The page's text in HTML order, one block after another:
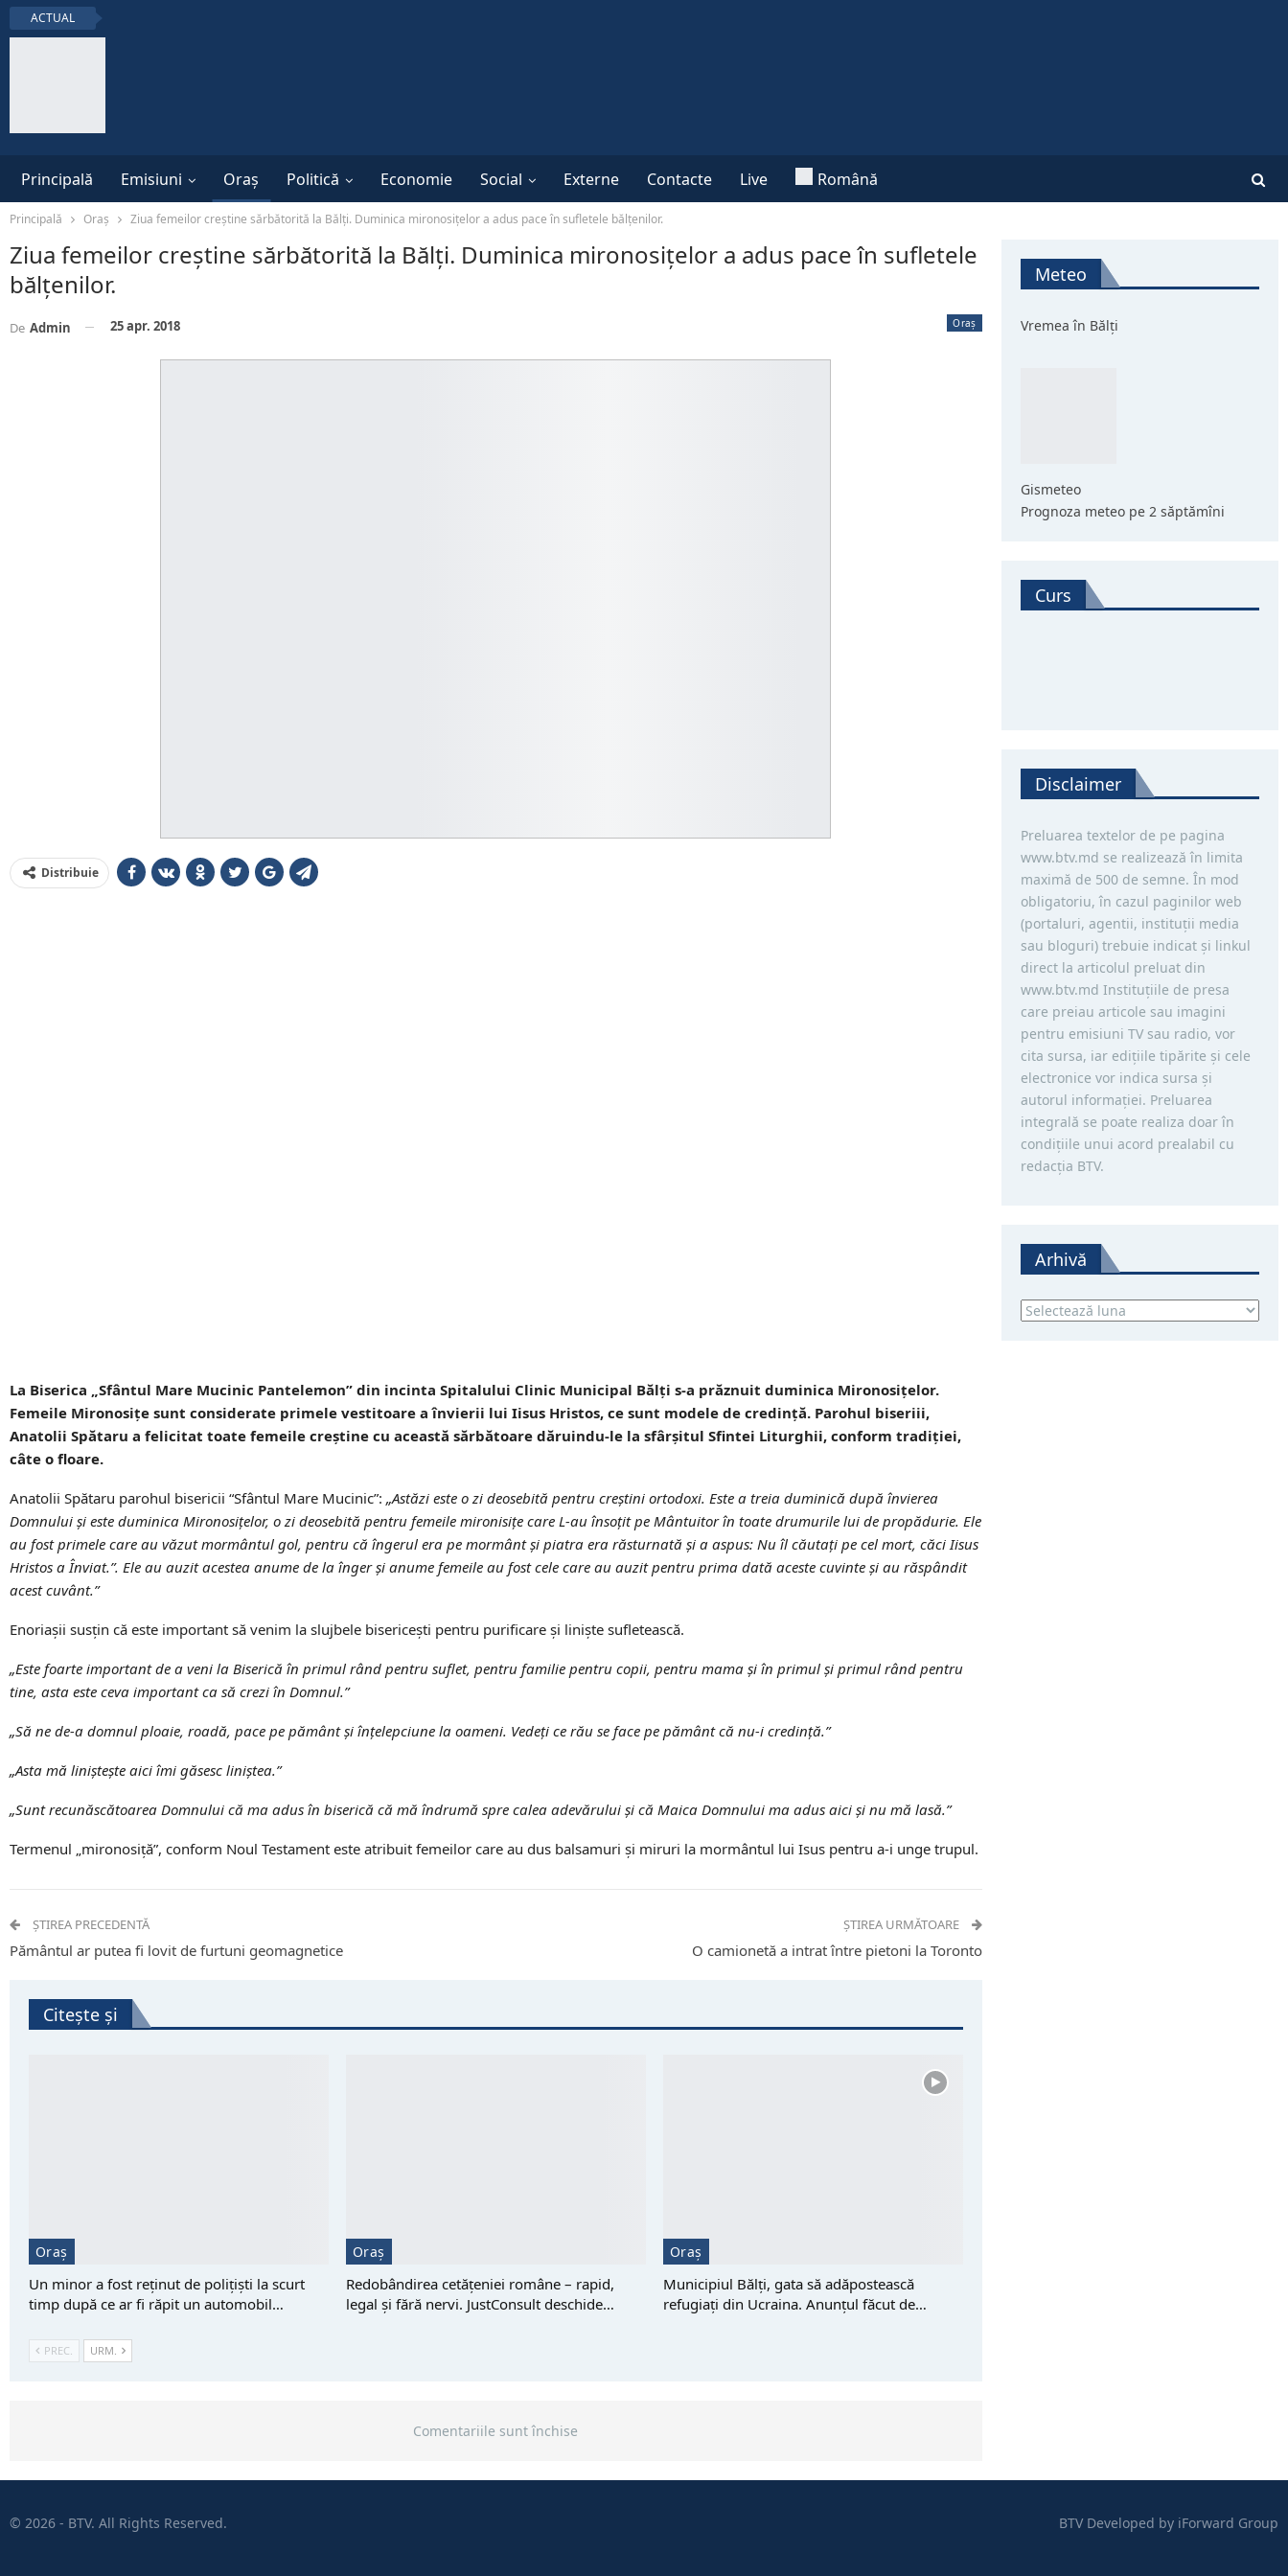
ACTUAL
Principală Emisiuni Oraș Politică Economie Social Externe Contacte Live Română
Principală Oraș Ziua femeilor creştine sărbătorită la Bălţi. Duminica mironosiţelor a adus pace în sufletele bălţenilor.
Ziua femeilor creştine sărbătorită la Bălţi. Duminica mironosiţelor a adus pace în sufletele
bălţenilor.
Oraș
De Admin 25 apr. 2018
Distribuie
La Biserica „Sfântul Mare Mucinic Pantelemon” din incinta Spitalului Clinic Municipal Bălţi s-a prăznuit duminica Mironosiţelor.
Femeile Mironosiţe sunt considerate primele vestitoare a învierii lui Iisus Hristos, ce sunt modele de credinţă. Parohul biseriii,
Anatolii Spătaru a felicitat toate femeile creştine cu această sărbătoare dăruindu-le la sfârşitul Sfintei Liturghii, conform tradiţiei,
câte o floare.
Anatolii Spătaru parohul bisericii “Sfântul Mare Mucinic”: „Astăzi este o zi deosebită pentru creştini ortodoxi. Este a treia duminică după învierea
Domnului şi este duminica Mironosiţelor, o zi deosebită pentru femeile mironisiţe care L-au însoţit pe Mântuitor în toate drumurile lui de propădurie. Ele
au fost primele care au văzut mormântul gol, pentru că îngerul era pe mormânt şi piatra era răsturnată şi a aspus: Nu îl căutaţi pe cel mort, căci Iisus
Hristos a Înviat.”. Ele au auzit acestea anume de la înger şi anume femeile au fost cele care au auzit pentru prima dată aceste cuvinte şi au răspândit
acest cuvânt.”
Enoriaşii susţin că este important să venim la slujbele bisericeşti pentru purificare şi linişte sufletească.
„Este foarte important de a veni la Biserică în primul rând pentru suflet, pentru familie pentru copii, pentru mama şi în primul şi primul rând pentru
tine, asta este ceva important ca să crezi în Domnul.”
„Să ne de-a domnul ploaie, roadă, pace pe pământ şi înţelepciune la oameni. Vedeţi ce rău se face pe pământ că nu-i credinţă.”
„Asta mă linişteşte aici îmi găsesc liniştea.”
„Sunt recunăscătoarea Domnului că ma adus în biserică că mă îndrumă spre calea adevărului şi că Maica Domnului ma adus aici şi nu mă lasă.”
Termenul „mironosiţă”, conform Noul Testament este atribuit femeilor care au dus balsamuri şi miruri la mormântul lui Isus pentru a-i unge trupul.
ȘTIREA PRECEDENTĂ
Pământul ar putea fi lovit de furtuni geomagnetice
ȘTIREA URMĂTOARE
O camionetă a intrat între pietoni la Toronto
Citește și
Oraș
Un minor a fost reţinut de polițiști la scurt
timp după ce ar fi răpit un automobil…
Oraș
Redobândirea cetățeniei române – rapid,
legal și fără nervi. JustConsult deschide…
Oraș
Municipiul Bălți, gata să adăpostească
refugiați din Ucraina. Anunțul făcut de…
PREC. URM.
Comentariile sunt închise
Meteo
Vremea în Bălți
Gismeteo
Prognoza meteo pe 2 săptămîni
Curs
Disclaimer
Preluarea textelor de pe pagina
www.btv.md se realizează în limita
maximă de 500 de semne. În mod
obligatoriu, în cazul paginilor web
(portaluri, agentii, instituţii media
sau bloguri) trebuie indicat şi linkul
direct la articolul preluat din
www.btv.md Instituţiile de presa
care preiau articole sau imagini
pentru emisiuni TV sau radio, vor
cita sursa, iar ediţiile tipărite și cele
electronice vor indica sursa şi
autorul informaţiei. Preluarea
integrală se poate realiza doar în
condiţiile unui acord prealabil cu
redacţia BTV.
Arhivă
Arhivă
© 2026 - BTV. All Rights Reserved. BTVDeveloped by iForward Group